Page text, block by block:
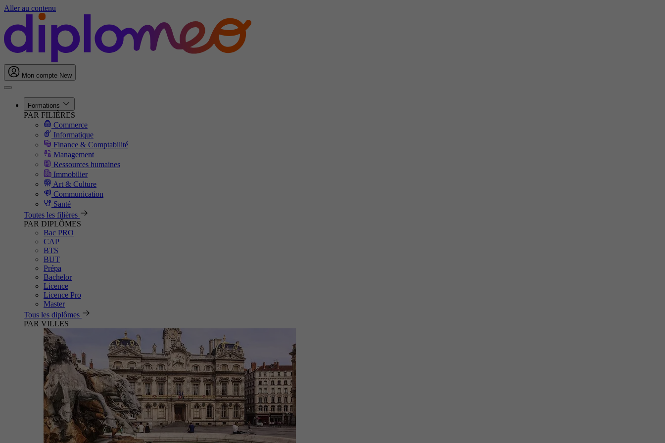
Aller au contenu
Mon compte New
Formations
PAR FILIÈRES
Commerce
Informatique
Finance & Comptabilité
Management
Ressources humaines
Immobilier
Art & Culture
Communication
Santé
Toutes les filières
PAR DIPLÔMES
Bac PRO
CAP
BTS
BUT
Prépa
Bachelor
Licence
Licence Pro
Master
Tous les diplômes
PAR VILLES